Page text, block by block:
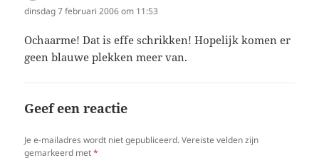
dinsdag 7 februari 2006 om 11:53
Ochaarme! Dat is effe schrikken! Hopelijk komen er
geen blauwe plekken meer van.
Geef een reactie
Je e-mailadres wordt niet gepubliceerd. Vereiste velden zijn
gemarkeerd met*